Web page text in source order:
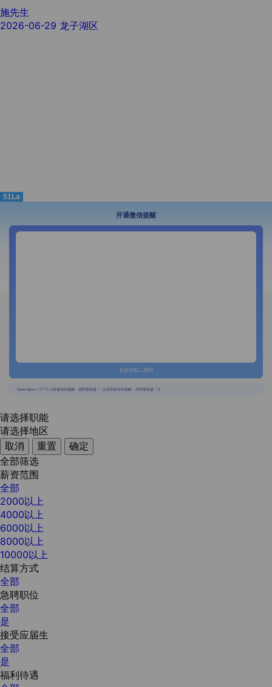
施先生
2026-06-29 龙子湖区
51La
开通微信提醒
长按识别二维码
{{usertype=='2'?'个人投递实时提醒，招聘更快捷！':'企业回复实时提醒，求职更快捷！'}}
请选择职能
请选择地区
取消
重置
确定
全部筛选
薪资范围
全部
2000以上
4000以上
6000以上
8000以上
10000以上
结算方式
全部
急聘职位
全部
是
接受应届生
全部
是
福利待遇